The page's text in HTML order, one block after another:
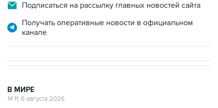
Подписаться на рассылку главных новостей сайта
Получать оперативные новости в официальном
канале
В МИРЕ
14:11, 6 августа 2026